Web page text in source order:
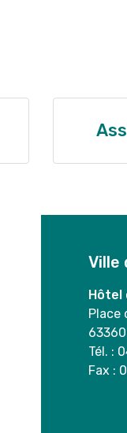
Ville
Hôtel
Place
63360
Tél. :
Fax :